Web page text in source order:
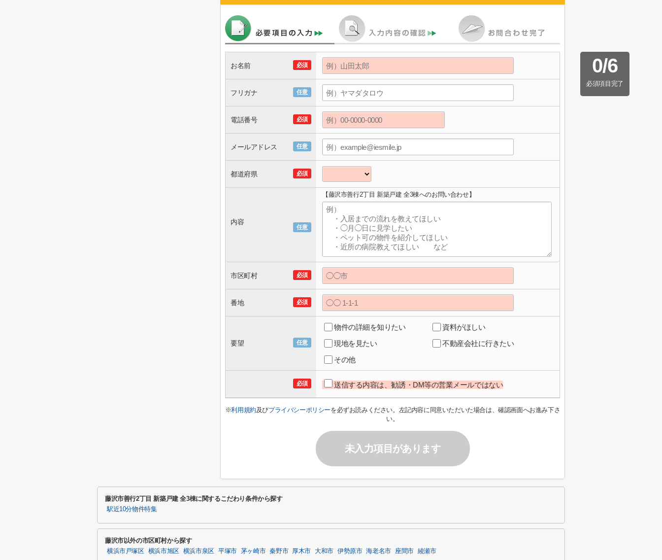
0/6
必須項目完了
必須
お名前
任意
フリガナ
必須
電話番号
任意
メールアドレス
必須
都道府県
任意
内容
【藤沢市善行2丁目 新築戸建 全3棟へのお問い合わせ】
必須
市区町村
必須
番地
任意
要望
物件の詳細を知りたい
資料がほしい
現地を見たい
不動産会社に行きたい
その他
必須 送信する内容は、勧誘・DM等の営業メールではない
※利用規約及びプライバシーポリシーを必ずお読みください。左記内容に同意いただいた場合は、確認画面へお進み下さ
い。
未入力項目があります
藤沢市善行2丁目 新築戸建 全3棟に関するこだわり条件から探す
駅近10分物件特集
藤沢市以外の市区町村から探す
横浜市戸塚区 横浜市旭区 横浜市泉区 平塚市 茅ヶ崎市 秦野市 厚木市 大和市 伊勢原市 海老名市 座間市 綾瀬市